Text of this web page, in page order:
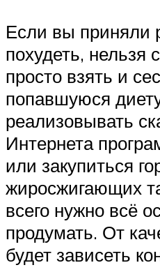
Если вы приняли
похудеть, нельзя
просто взять и
попавшуюся
реализовывать
Интернета
или закупиться
жиросжигающих
всего нужно всё
продумать. От
будет зависеть